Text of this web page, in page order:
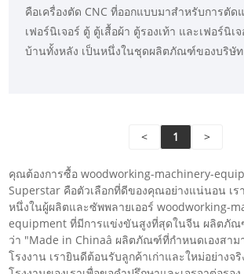
คือเครื่องตัด CNC ที่ออกแบบมาสำหรับการตัด
เฟอร์นิเจอร์ ตู้ ตู้เสื้อผ้า ตู้รองเท้า และเฟอร์นิเ
บ้านทั้งหลัง เป็นหนึ่งในชุดผลิตภัณฑ์ของบริษั
< 1 >
คุณต้องการซื้อ woodworking-machinery-
Superstar คือตัวเลือกที่ดีของคุณอย่างแน่นอน เร
หนึ่งในผู้ผลิตและซัพพลายเออร์ woodworking-
equipment ที่มีการแข่งขันสูงที่สุดในจีน ผลิตภัณ
ว่า "Made in Chinaâ ผลิตภัณฑ์ที่กำหนดเองสาม
โรงงาน เรายินดีต้อนรับลูกค้าเก่าและใหม่อย่างจริ